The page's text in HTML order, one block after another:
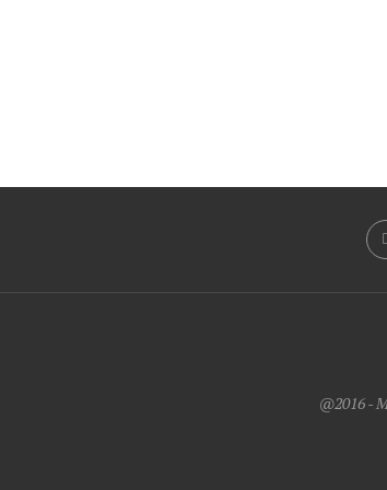
@2016 -